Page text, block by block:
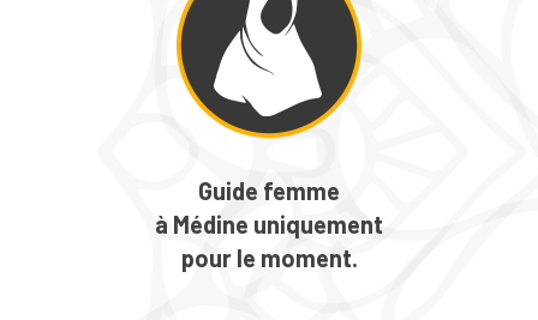
Guide femme
à Médine uniquement
pour le moment.